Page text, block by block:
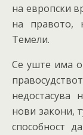
на европски
на правото,
Темели.
Се уште има
недостасува
нови закони,
способност